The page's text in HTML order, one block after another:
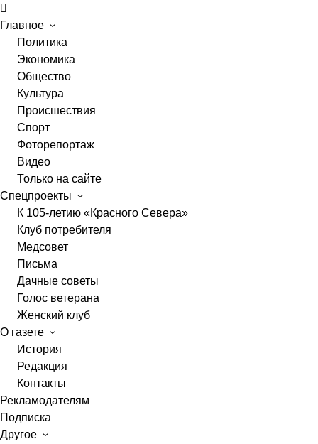
Главное
Политика
Экономика
Общество
Культура
Происшествия
Спорт
Фоторепортаж
Видео
Только на сайте
Спецпроекты
К 105-летию «Красного Севера»
Клуб потребителя
Медсовет
Письма
Дачные советы
Голос ветерана
Женский клуб
О газете
История
Редакция
Контакты
Рекламодателям
Подписка
Другое